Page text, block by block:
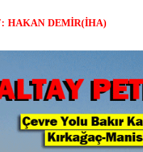
HAKAN DEMİR(İHA)